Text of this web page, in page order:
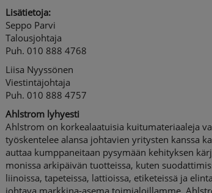
Lisätietoja:
Seppo Parvi
Talousjohtaja
Puh. 010 888 4768
Liisa Nyyssönen
Viestintäjohtaja
Puh. 010 888 4757
Ahlstrom lyhyesti
Ahlstrom on korkealaatuisia kuitumateriaaleja
työskentelee alansa johtavien yritysten kanssa
auttaa kumppaneitaan pysymään kehityksen
monissa arkipäivän tuotteissa, kuten
liinoissa, tapeteissa, lattioissa, etiketeissä ja
johtava markkina-asema toimialoillamme.